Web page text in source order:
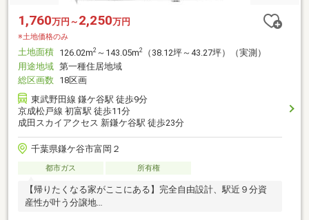
1,760万円～ 2,250万円
※土地価格のみ
土地面積 126.02m2 ～143.05m2
（38.12坪～43.27坪）（実測）
用途地域 第一種住居地域
総区画数 18区画
東武野田線 鎌ケ谷駅 徒歩9分
京成松戸線 初富駅 徒歩11分
成田スカイアクセス 新鎌ケ谷駅 徒歩23分
千葉県鎌ケ谷市富岡２
都市ガス 所有権
【帰りたくなる家がここにある】完全自由設計、駅近９分資
産性が叶う分譲地